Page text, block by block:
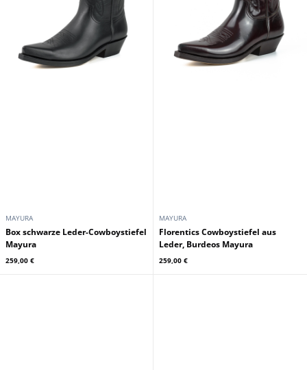
MAYURA
Box schwarze Leder-Cowboystiefel
Mayura
259,00 €
MAYURA
Florentics Cowboystiefel aus
Leder, Burdeos Mayura
259,00 €